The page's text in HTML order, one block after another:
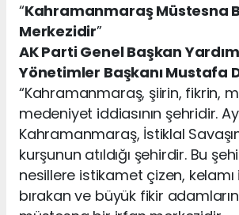
“Kahramanmaraş Müstesna
Merkezidir”
AK Parti Genel Başkan
Yönetimler Başkanı Mustafa
“Kahramanmaraş, şiirin, fikrin,
medeniyet iddiasının şehridir.
Kahramanmaraş, İstiklal
kurşunun atıldığı şehirdir. Bu
nesillere istikamet çizen,
bırakan ve büyük fikir